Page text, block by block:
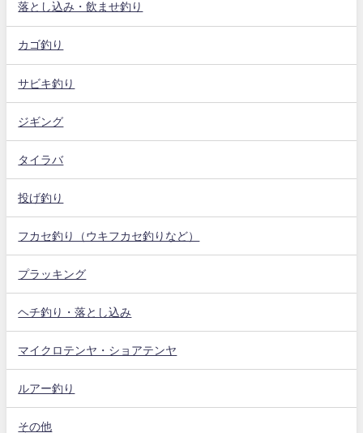
落とし込み・飲ませ釣り
カゴ釣り
サビキ釣り
ジギング
タイラバ
投げ釣り
フカセ釣り（ウキフカセ釣りなど）
プラッキング
ヘチ釣り・落とし込み
マイクロテンヤ・ショアテンヤ
ルアー釣り
その他